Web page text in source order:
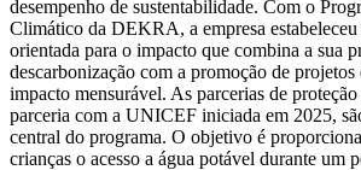
desempenho de sustentabilidade. Com o
Climático da DEKRA, a empresa estabeleceu
orientada para o impacto que combina a sua
descarbonização com a promoção de projetos
impacto mensurável. As parcerias de
parceria com a UNICEF iniciada em 2025,
central do programa. O objetivo é
crianças o acesso a água potável durante um